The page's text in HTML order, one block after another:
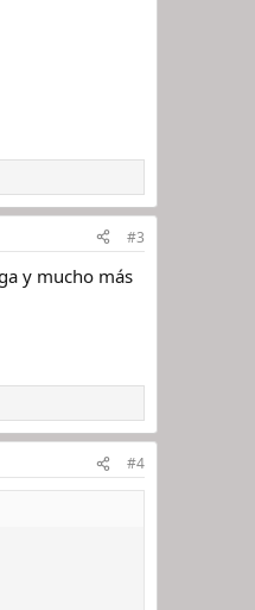
#3
y mucho más
#4